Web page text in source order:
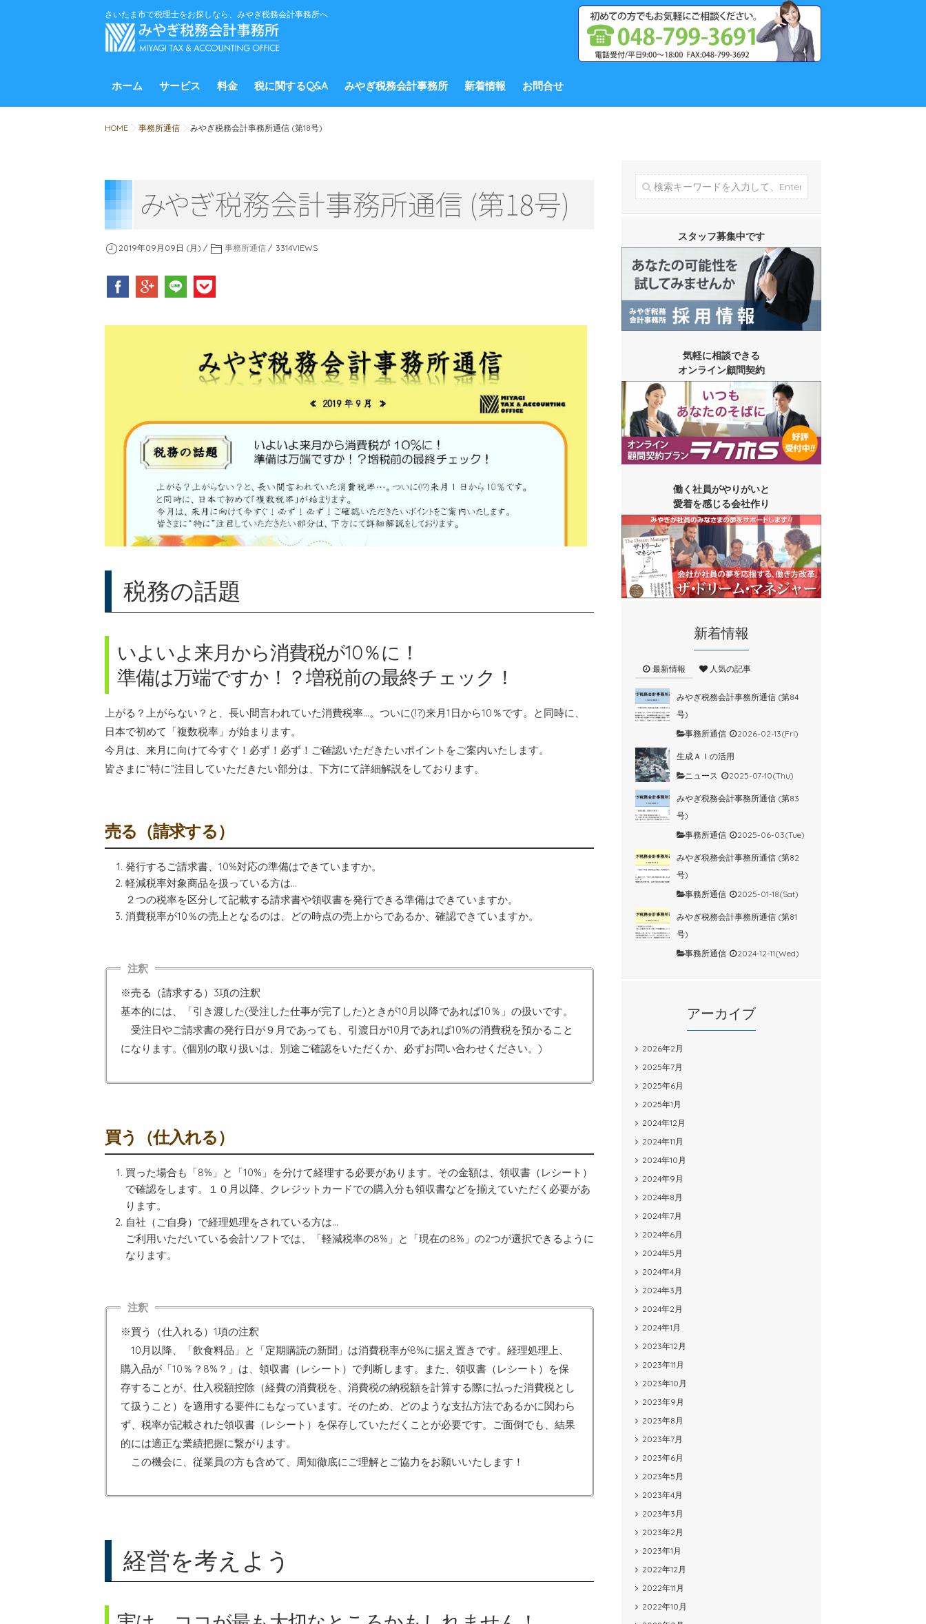
さいたま市で税理士をお探しなら、みやぎ税務会計事務所へ
ホーム サービス 料金 税に関するQ&A みやぎ税務会計事務所 新着情報 お問合せ
HOME 事務所通信 みやぎ税務会計事務所通信 (第18号)
みやぎ税務会計事務所通信 (第18号)
2019年09月09日 (月) 事務所通信 3314VIEWS
税務の話題
いよいよ来月から消費税が10％に！
準備は万端ですか！？増税前の最終チェック！
上がる？上がらない？と、長い間言われていた消費税率…。ついに(!?)来月1日から10％です。と同時に、
日本で初めて「複数税率」が始まります。
今月は、来月に向けて今すぐ！必ず！必ず！ご確認いただきたいポイントをご案内いたします。
皆さまに“特に”注目していただきたい部分は、下方にて詳細解説をしております。
売る（請求する）
発行するご請求書、10%対応の準備はできていますか。
軽減税率対象商品を扱っている方は…
２つの税率を区分して記載する請求書や領収書を発行できる準備はできていますか。
消費税率が10％の売上となるのは、どの時点の売上からであるか、確認できていますか。
※売る（請求する）3項の注釈
基本的には、「引き渡した(受注した仕事が完了した)ときが10月以降であれば10％」の扱いです。
受注日やご請求書の発行日が９月であっても、引渡日が10月であれば10%の消費税を預かること
になります。(個別の取り扱いは、別途ご確認をいただくか、必ずお問い合わせください。)
買う（仕入れる）
買った場合も「8%」と「10%」を分けて経理する必要があります。その金額は、領収書（レシート）
で確認をします。１０月以降、クレジットカードでの購入分も領収書などを揃えていただく必要があ
ります。
自社（ご自身）で経理処理をされている方は…
ご利用いただいている会計ソフトでは、「軽減税率の8%」と「現在の8%」の2つが選択できるように
なります。
※買う（仕入れる）1項の注釈
10月以降、「飲食料品」と「定期購読の新聞」は消費税率が8%に据え置きです。経理処理上、
購入品が「10％？8%？」は、領収書（レシート）で判断します。また、領収書（レシート）を保
存することが、仕入税額控除（経費の消費税を、消費税の納税額を計算する際に払った消費税とし
て扱うこと）を適用する要件にもなっています。そのため、どのような支払方法であるかに関わら
ず、税率が記載された領収書（レシート）を保存していただくことが必要です。ご面倒でも、結果
的には適正な業績把握に繋がります。
この機会に、従業員の方も含めて、周知徹底にご理解とご協力をお願いいたします！
経営を考えよう
スタッフ募集中です
気軽に相談できる
オンライン顧問契約
働く社員がやりがいと
愛着を感じる会社作り
新着情報
最新情報 人気の記事
みやぎ税務会計事務所通信 (第84
号)
事務所通信
2026-02-13(Fri)
生成ＡＩの活用
ニュース
2025-07-10(Thu)
みやぎ税務会計事務所通信 (第83
号)
事務所通信
2025-06-03(Tue)
みやぎ税務会計事務所通信 (第82
号)
事務所通信
2025-01-18(Sat)
みやぎ税務会計事務所通信 (第81
号)
事務所通信
2024-12-11(Wed)
アーカイブ
2026年2月
2025年7月
2025年6月
2025年1月
2024年12月
2024年11月
2024年10月
2024年9月
2024年8月
2024年7月
2024年6月
2024年5月
2024年4月
2024年3月
2024年2月
2024年1月
2023年12月
2023年11月
2023年10月
2023年9月
2023年8月
2023年7月
2023年6月
2023年5月
2023年4月
2023年3月
2023年2月
2023年1月
2022年12月
2022年11月
2022年10月